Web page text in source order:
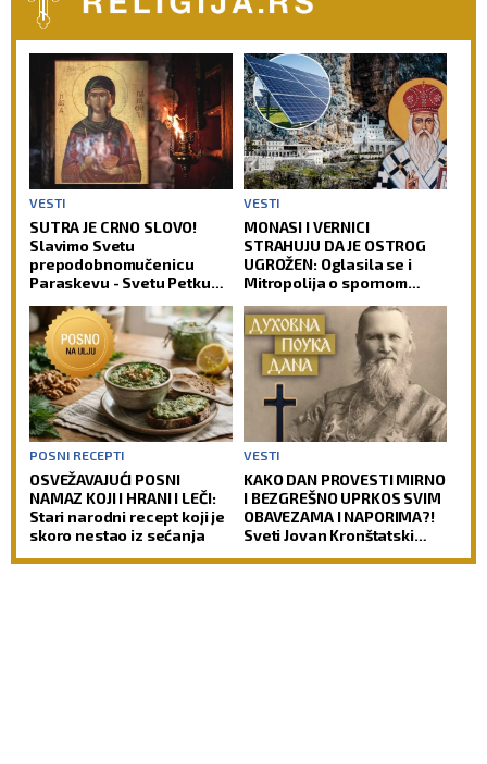
VESTI
SUTRA JE CRNO SLOVO!
Slavimo Svetu
prepodobnomučenicu
Paraskevu - Svetu Petku
VESTI
MONASI I VERNICI
STRAHUJU DA JE OSTROG
UGROŽEN: Oglasila se i
Mitropolija o spornom
POSNI RECEPTI
OSVEŽAVAJUĆI POSNI
NAMAZ KOJI I HRANI I LEČI:
Stari narodni recept koji je
skoro nestao iz sećanja
VESTI
KAKO DAN PROVESTI MIRNO
I BEZGREŠNO UPRKOS SVIM
OBAVEZAMA I NAPORIMA?!
Sveti Jovan Kronštatski